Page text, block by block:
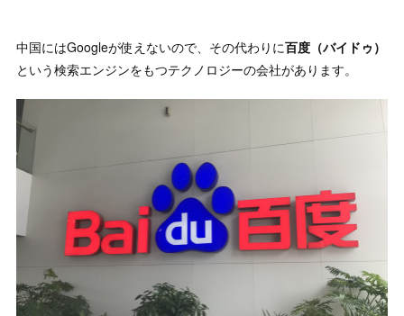
中国にはGoogleが使えないので、その代わりに百度（バイドゥ）
という検索エンジンをもつテクノロジーの会社があります。